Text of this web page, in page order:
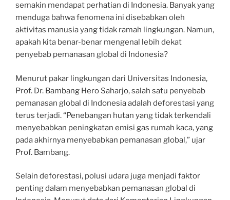
semakin mendapat perhatian di Indonesia. Banyak yang
menduga bahwa fenomena ini disebabkan oleh
aktivitas manusia yang tidak ramah lingkungan. Namun,
apakah kita benar-benar mengenal lebih dekat
penyebab pemanasan global di Indonesia?
Menurut pakar lingkungan dari Universitas Indonesia,
Prof. Dr. Bambang Hero Saharjo, salah satu penyebab
pemanasan global di Indonesia adalah deforestasi yang
terus terjadi. “Penebangan hutan yang tidak terkendali
menyebabkan peningkatan emisi gas rumah kaca, yang
pada akhirnya menyebabkan pemanasan global,” ujar
Prof. Bambang.
Selain deforestasi, polusi udara juga menjadi faktor
penting dalam menyebabkan pemanasan global di